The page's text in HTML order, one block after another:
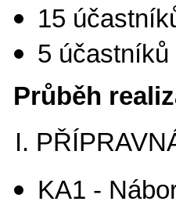
15
5
Průběh
I.
KA1 -